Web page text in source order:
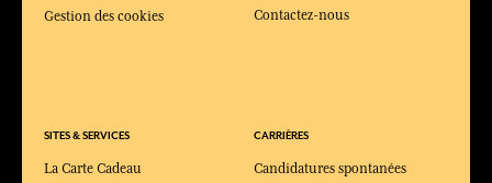
Gestion des cookies
SITES & SERVICES
La Carte Cadeau
Contactez-nous
CARRIÈRES
Candidatures spontanées